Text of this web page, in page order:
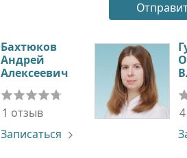
Бахтюков
Андрей
Алексеевич
1 отзыв
Записаться